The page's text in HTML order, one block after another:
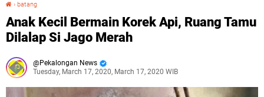
› batang
Anak Kecil Bermain Korek Api, Ruang Tamu
Dilalap Si Jago Merah
Pekalongan News
Tuesday, March 17, 2020, March 17, 2020 WIB